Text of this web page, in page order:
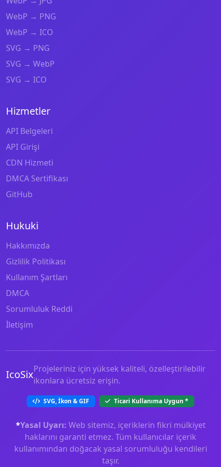
WebP → PNG
WebP → ICO
SVG → PNG
SVG → WebP
SVG → ICO
Hizmetler
API Belgeleri
API Girişi
CDN Hizmeti
DMCA Sertifikası
GitHub
Hukuki
Hakkımızda
Gizlilik Politikası
Kullanım Şartları
DMCA
Sorumluluk Reddi
İletişim
IcoSixProjeleriniz için yüksek kaliteli, özelleştirilebilir
ikonlara ücretsiz erişin.
SVG, İkon & GIF Ticari Kullanıma Uygun *
*Yasal Uyarı: Web sitemiz, içeriklerin fikri mülkiyet
haklarını garanti etmez. Tüm kullanıcılar içerik
kullanımından doğacak yasal sorumluluğu kendileri
taşır.